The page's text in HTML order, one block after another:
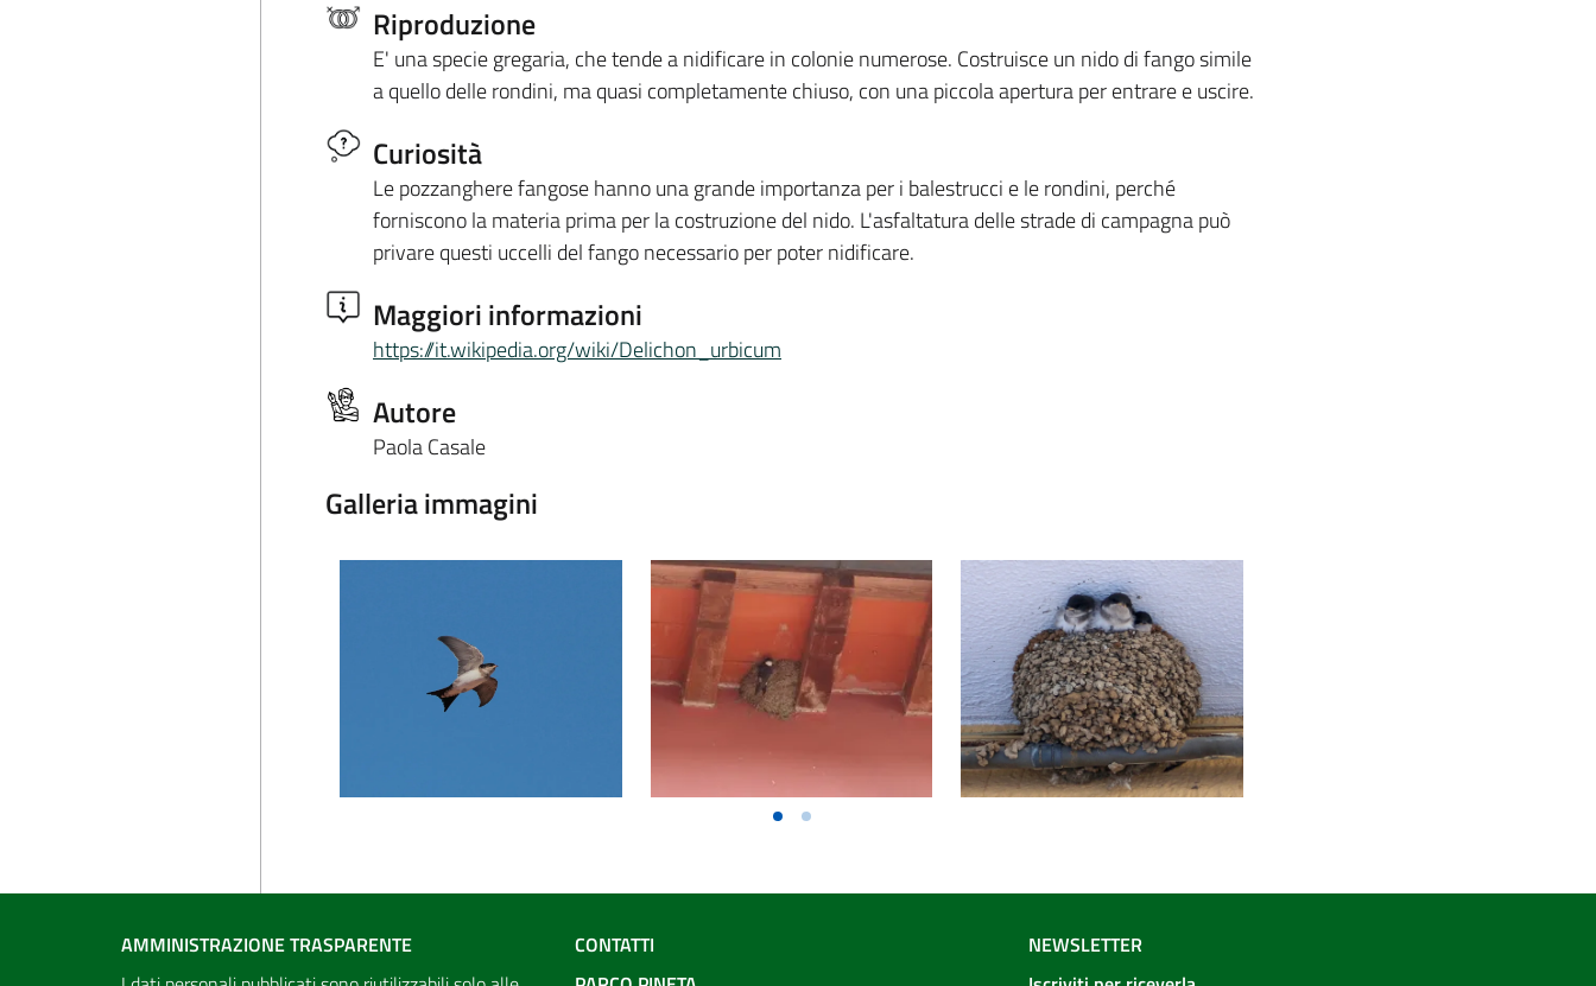
Riproduzione
E' una specie gregaria, che tende a nidificare in colonie numerose. Costruisce un nido di fango simile
a quello delle rondini, ma quasi completamente chiuso, con una piccola apertura per entrare e uscire.
Curiosità
Le pozzanghere fangose hanno una grande importanza per i balestrucci e le rondini, perché
forniscono la materia prima per la costruzione del nido. L'asfaltatura delle strade di campagna può
privare questi uccelli del fango necessario per poter nidificare.
Maggiori informazioni
https://it.wikipedia.org/wiki/Delichon_urbicum
Autore
Paola Casale
Galleria immagini
AMMINISTRAZIONE TRASPARENTE
CONTATTI
NEWSLETTER